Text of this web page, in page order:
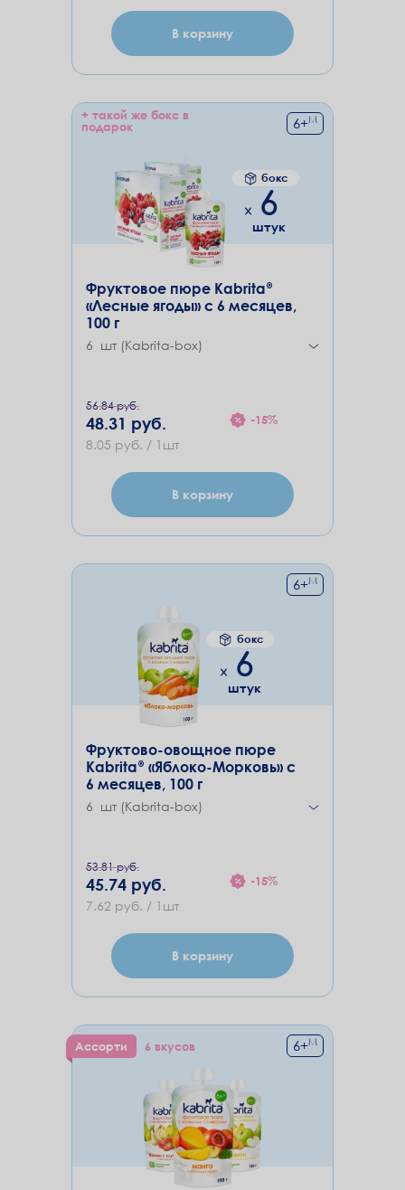
В корзину
6+М
+ такой же бокс в
подарок
6
штук
бокс
Фруктовое пюре Kabrita®
«Лесные ягоды» с 6 месяцев,
100 г
6 шт (Kabrita-box)
56.84 руб.
48.31 руб.
8.05 руб. / 1шт
-15%
В корзину
6+М
6
штук
бокс
Фруктово-овощное пюре
Kabrita® «Яблоко-Морковь» с
6 месяцев, 100 г
6 шт (Kabrita-box)
53.81 руб.
45.74 руб.
7.62 руб. / 1шт
-15%
В корзину
6+М
Ассорти 6 вкусов